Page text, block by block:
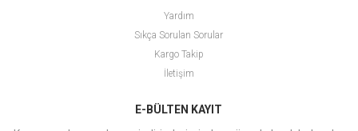
Yardım
Sıkça Sorulan Sorular
Kargo Takip
İletişim
E-BÜLTEN KAYIT